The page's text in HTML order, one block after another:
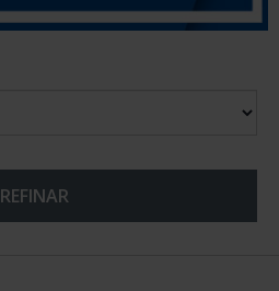
REFINAR